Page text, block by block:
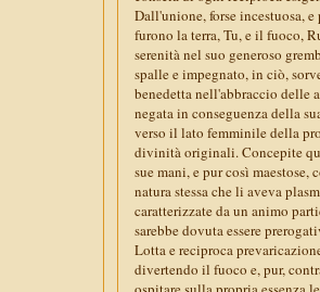
Dall'unione, forse incestuosa,
furono la terra, Tu, e il fuoco,
serenità nel suo generoso
spalle e impegnato, in ciò,
benedetta nell'abbraccio delle
negata in conseguenza della
verso il lato femminile della
divinità originali. Concepite
sue mani, e pur così
natura stessa che li aveva
caratterizzate da un animo
sarebbe dovuta essere
Lotta e reciproca
divertendo il fuoco e, pur,